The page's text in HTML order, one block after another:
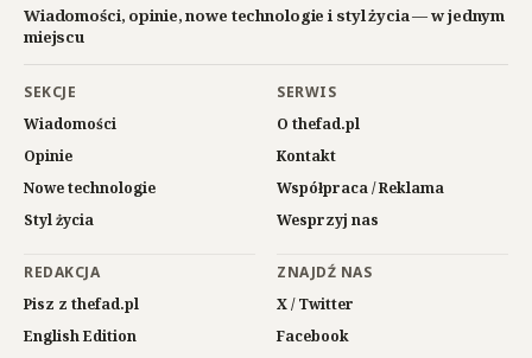
Wiadomości, opinie, nowe technologie i styl życia — w jednym
miejscu
SEKCJE
Wiadomości
Opinie
Nowe technologie
Styl życia
SERWIS
O thefad.pl
Kontakt
Współpraca / Reklama
Wesprzyj nas
REDAKCJA
Pisz z thefad.pl
English Edition
ZNAJDŹ NAS
X / Twitter
Facebook